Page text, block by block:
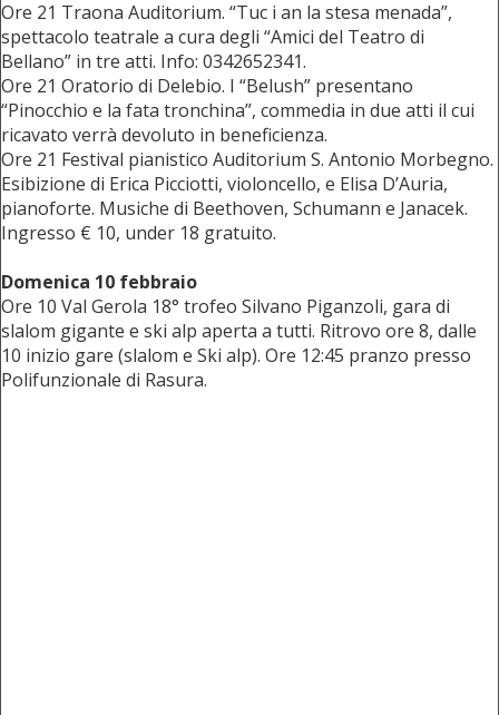
Ore 21 Traona Auditorium. “Tuc i an la stesa menada”,
spettacolo teatrale a cura degli “Amici del Teatro di
Bellano” in tre atti. Info: 0342652341.
Ore 21 Oratorio di Delebio. I “Belush” presentano
“Pinocchio e la fata tronchina”, commedia in due atti il cui
ricavato verrà devoluto in beneficienza.
Ore 21 Festival pianistico Auditorium S. Antonio Morbegno.
Esibizione di Erica Picciotti, violoncello, e Elisa D’Auria,
pianoforte. Musiche di Beethoven, Schumann e Janacek.
Ingresso € 10, under 18 gratuito.
Domenica 10 febbraio
Ore 10 Val Gerola 18° trofeo Silvano Piganzoli, gara di
slalom gigante e ski alp aperta a tutti. Ritrovo ore 8, dalle
10 inizio gare (slalom e Ski alp). Ore 12:45 pranzo presso
Polifunzionale di Rasura.